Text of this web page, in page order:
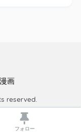
漫画
reserved.
フォロー